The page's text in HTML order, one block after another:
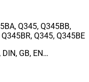
Q345, Q345BB,
Q345, Q345BE
GB, EN…